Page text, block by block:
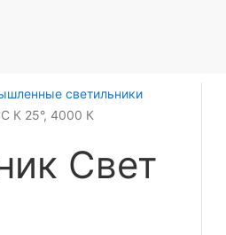
светильники
К 25°, 4000 К
Свет